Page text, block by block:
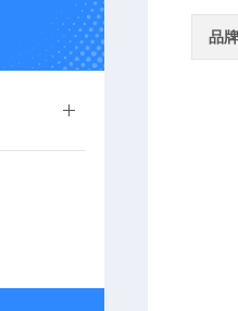
品牌